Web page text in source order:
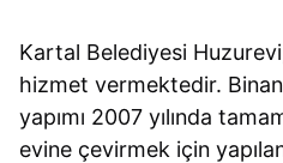
Kartal Belediyesi
hizmet vermektedir.
yapımı 2007 yılında
evine çevirmek için